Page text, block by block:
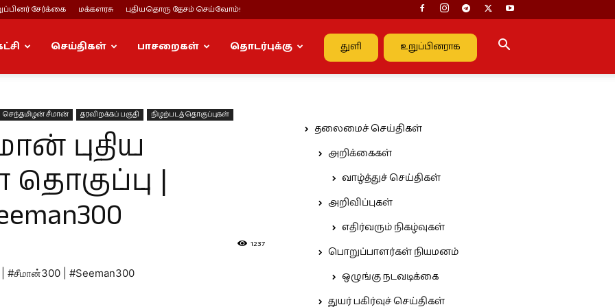
சேர்க்கை மக்களரசு புதியதொரு தேசம் செய்வோம்!
துளி உறுப்பினராக
செய்திகள் பாசறைகள் தொடர்புக்கு
செந்தமிழன் சீமான் தரவிறக்கப் பகுதி நிழற்படத் தொகுப்புகள்
புதிய
|
1237
| #சீமான்300 | #Seeman300
தலைமைச் செய்திகள்
அறிக்கைகள்
வாழ்த்துச் செய்திகள்
அறிவிப்புகள்
எதிர்வரும் நிகழ்வுகள்
பொறுப்பாளர்கள் நியமனம்
ஒழுங்கு நடவடிக்கை
துயர் பகிர்வுச் செய்திகள்